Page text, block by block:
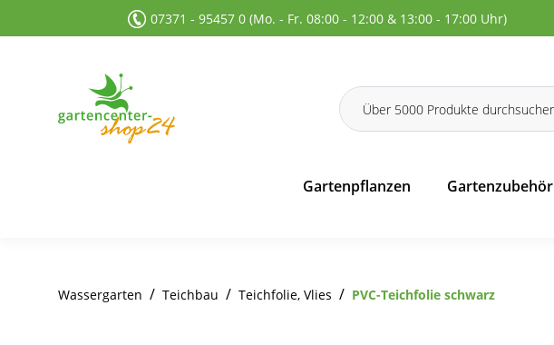
Zur Hauptnavigation springen
07371 - 95457 0 (Mo. - Fr. 08:00 - 12:00 & 13:00 - 17:00 Uhr)
Gartenpflanzen Gartenzubehör
Wassergarten / Teichbau / Teichfolie, Vlies / PVC-Teichfolie schwarz